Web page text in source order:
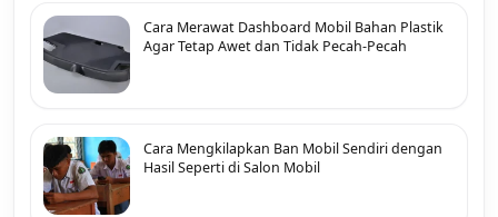
Cara Merawat Dashboard Mobil Bahan Plastik
Agar Tetap Awet dan Tidak Pecah-Pecah
Cara Mengkilapkan Ban Mobil Sendiri dengan
Hasil Seperti di Salon Mobil